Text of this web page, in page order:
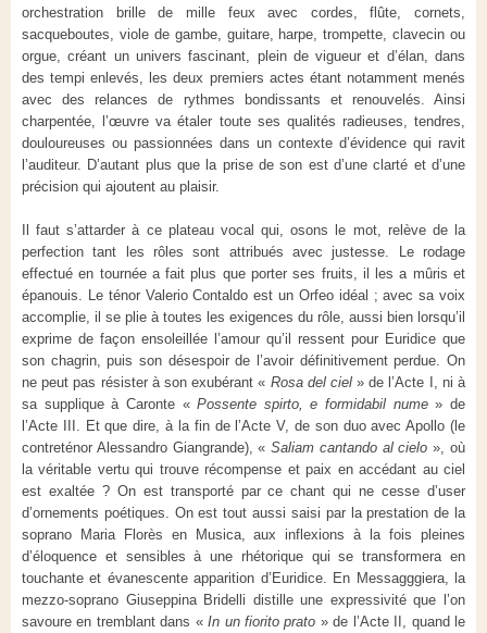
orchestration brille de mille feux avec cordes, flûte, cornets,
sacqueboutes, viole de gambe, guitare, harpe, trompette, clavecin ou
orgue, créant un univers fascinant, plein de vigueur et d’élan, dans
des tempi enlevés, les deux premiers actes étant notamment menés
avec des relances de rythmes bondissants et renouvelés. Ainsi
charpentée, l’œuvre va étaler toute ses qualités radieuses, tendres,
douloureuses ou passionnées dans un contexte d’évidence qui ravit
l’auditeur. D’autant plus que la prise de son est d’une clarté et d’une
précision qui ajoutent au plaisir.
Il faut s’attarder à ce plateau vocal qui, osons le mot, relève de la
perfection tant les rôles sont attribués avec justesse. Le rodage
effectué en tournée a fait plus que porter ses fruits, il les a mûris et
épanouis. Le ténor Valerio Contaldo est un Orfeo idéal ; avec sa voix
accomplie, il se plie à toutes les exigences du rôle, aussi bien lorsqu’il
exprime de façon ensoleillée l’amour qu’il ressent pour Euridice que
son chagrin, puis son désespoir de l’avoir définitivement perdue. On
ne peut pas résister à son exubérant « Rosa del ciel» de l’Acte I, ni à
sa supplique à Caronte «Possente spirto, e formidabil nume» de
l’Acte III. Et que dire, à la fin de l’Acte V, de son duo avec Apollo (le
contreténor Alessandro Giangrande), «Saliam cantando al cielo », où
la véritable vertu qui trouve récompense et paix en accédant au ciel
est exaltée ? On est transporté par ce chant qui ne cesse d’user
d’ornements poétiques. On est tout aussi saisi par la prestation de la
soprano Maria Florès en Musica, aux inflexions à la fois pleines
d’éloquence et sensibles à une rhétorique qui se transformera en
touchante et évanescente apparition d’Euridice. En Messagggiera, la
mezzo-soprano Giuseppina Bridelli distille une expressivité que l’on
savoure en tremblant dans «In un fiorito prato » de l’Acte II, quand le